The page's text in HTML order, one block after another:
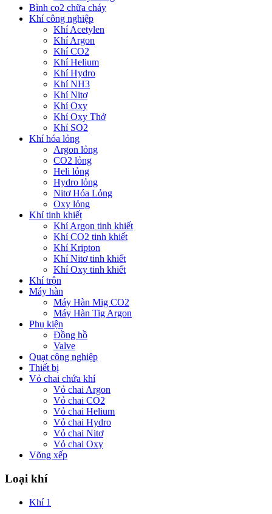
Bình co2 chữa cháy
Khí công nghiệp
Khí Acetylen
Khí Argon
Khí CO2
Khí Helium
Khí Hydro
Khí NH3
Khí Nitơ
Khí Oxy
Khí Oxy Thở
Khí SO2
Khí hóa lỏng
Argon lỏng
CO2 lỏng
Heli lỏng
Hydro lỏng
Nitơ Hóa Lỏng
Oxy lỏng
Khí tinh khiết
Khí Argon tinh khiết
Khí CO2 tinh khiết
Khí Kripton
Khí Nitơ tinh khiết
Khí Oxy tinh khiết
Khí trộn
Máy hàn
Máy Hàn Mig CO2
Máy Hàn Tig Argon
Phụ kiện
Đồng hồ
Valve
Quạt công nghiệp
Thiết bị
Vỏ chai chứa khí
Vỏ chai Argon
Vỏ chai CO2
Vỏ chai Helium
Vỏ chai Hydro
Vỏ chai Nitơ
Vỏ chai Oxy
Võng xếp
Loại khí
Khí 1